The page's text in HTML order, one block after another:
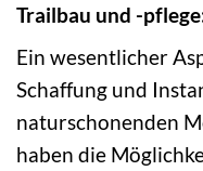
Trailbau und -
Ein wesentlicher
Schaffung und
naturschonenden
haben die